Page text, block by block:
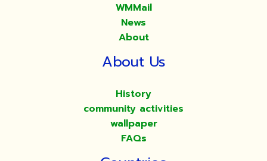
WMMail
News
About
About Us
History
community activities
wallpaper
FAQs